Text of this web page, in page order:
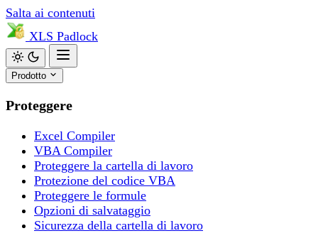
Salta ai contenuti
XLS Padlock
Prodotto
Proteggere
Excel Compiler
VBA Compiler
Proteggere la cartella di lavoro
Protezione del codice VBA
Proteggere le formule
Opzioni di salvataggio
Sicurezza della cartella di lavoro